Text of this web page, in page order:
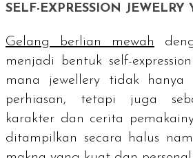
SELF-EXPRESSION JEWELRY
Gelang berlian mewah
menjadi bentuk self-expression
mana
jewellery tidak hanya
perhiasan, tetapi juga
karakter dan cerita
ditampilkan secara halus